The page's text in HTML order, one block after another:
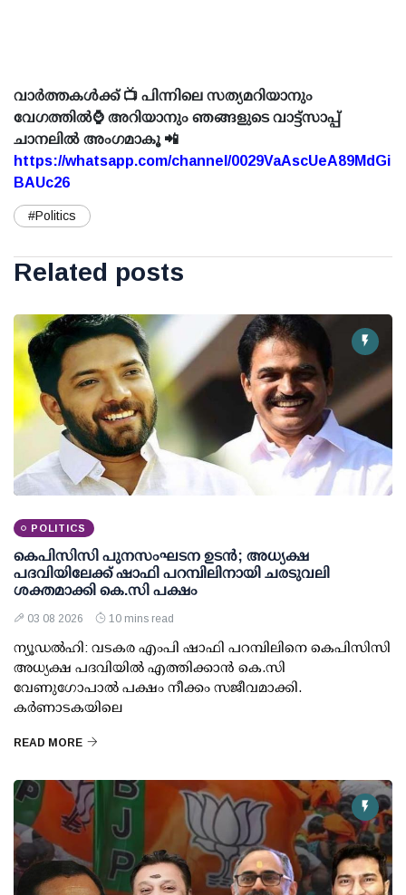
വാർത്തകൾക്ക് 📺 പിന്നിലെ സത്യമറിയാനും
വേഗത്തിൽ⌚ അറിയാനും ഞങ്ങളുടെ വാട്ട്സാപ്പ്
ചാനലിൽ അംഗമാകൂ 📲
https://whatsapp.com/channel/0029VaAscUeA89MdGi
BAUc26
#Politics
Related posts
POLITICS
കെപിസിസി പുനസംഘടന ഉടന്‍; അധ്യക്ഷ
പദവിയിലേക്ക് ഷാഫി പറമ്പിലിനായി ചരടുവലി
ശക്തമാക്കി കെ.സി പക്ഷം
03 08 2026 10 mins read
ന്യൂഡല്‍ഹി: വടകര എംപി ഷാഫി പറമ്പിലിനെ കെപിസിസി
അധ്യക്ഷ പദവിയില്‍ എത്തിക്കാന്‍ കെ.സി
വേണുഗോപാല്‍ പക്ഷം നീക്കം സജീവമാക്കി.
കര്‍ണാടകയിലെ
READ MORE